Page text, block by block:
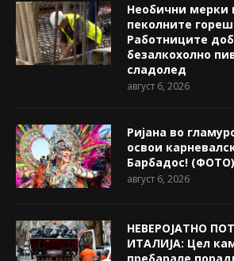
Необични мерки
пеколните
Работниците
безалкохолно
сладолед
август 6, 2026
Ријана во
освои
Барбадос! (ФОТО)
август 6, 2026
НЕВЕРОЈАТНО
ИТАЛИЈА: Цел